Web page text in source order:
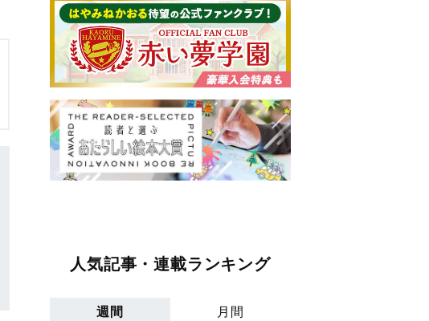
人気記事・連載ランキング
週間 月間